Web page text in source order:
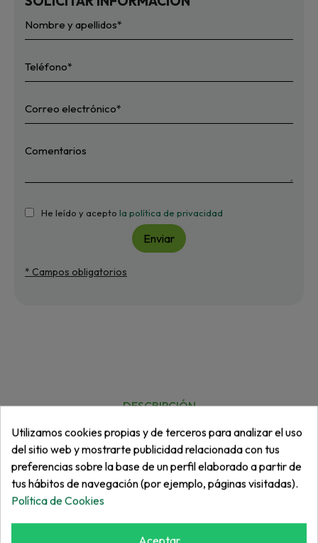
He leído y acepto la política de privacidad
Enviar
* Campos obligatorios
DESCRIPCIÓN
Mejore su vehículo con el Kit de Parabrisas Dividido
Tintado. Se convierte fácilmente de un parabrisas
completo a un parabrisas medio, mientras que el tinte
reduce el deslumbramiento del sol. El kit incluye parabrisas,
hardware de montaje e instrucciones. Se adapta a
RXV/Valor 2024+ con techo modular.
Utilizamos cookies propias y de terceros para analizar el uso
del sitio web y mostrarte publicidad relacionada con tus
preferencias sobre la base de un perfil elaborado a partir de
tus hábitos de navegación (por ejemplo, páginas visitadas).
Política de Cookies
Aceptar